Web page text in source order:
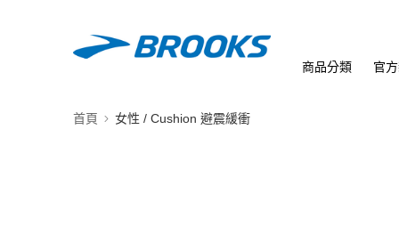
商品分類 官
首頁 女性 / Cushion 避震緩衝